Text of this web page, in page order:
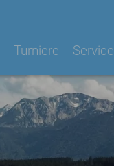
Turniere Service